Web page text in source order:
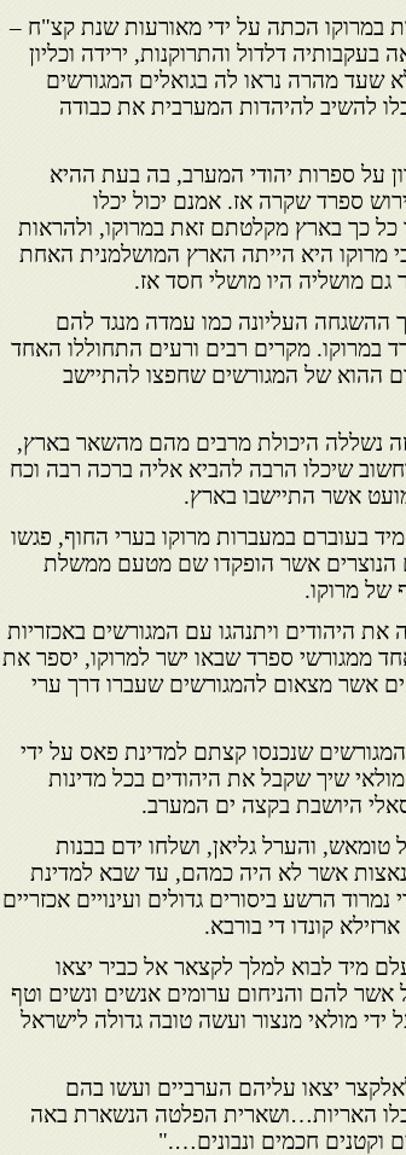
במרוקו הכתה על ידי מאורעות שנת קצ"ח –
שהביאה בעקבותיה דלדול והתרוקנות, ירידה וכליון
שעד מהרה נראו לה בגואלים המגורשים
להשיב להיהדות המערבית את כבודה
על ספרות יהודי המערב, בה בעת ההיא
ספרד שקרה אז. אמנם יכול יכלו
כל כך בארץ מקלטתם זאת במרוקו, ולהראות
מרוקו היא הייתה הארץ המושלמנית האחת
מושליה היו מושלי חסד אז.
ההשגחה העליונה כמו עמדה מנגד להם
במרוקו. מקרים רבים ורעים התחוללו האחד
ההוא של המגורשים שחפצו להתיישב
נשללה היכולת מרבים מהם מהשאר בארץ,
שיכלו הרבה להביא אליה ברכה רבה וכח
אשר התיישבו בארץ.
בעוברם במעברות מרוקו בערי החוף, פגשו
הנוצרים אשר הופקדו שם מטעם ממשלת
של מרוקו.
היהודים ויתנהגו עם המגורשים באכזריות
ממגורשי ספרד שבאו ישר למרוקו, יספר את
אשר מצאום להמגורשים שעברו דרך ערי
שנכנסו קצתם למדינת פאס על ידי
שיך שקבל את היהודים בכל מדינות
היושבת בקצה ים המערב.
והערל גליאן, ושלחו ידם בבנות
ונאצות אשר לא היה כמהם, עד שבא למדינת
הרשע ביסורים גדולים ועינויים אכזריים
קונדו די בורבא.
מיד לבוא למלך לקצאר אל כביר יצאו
אשר להם והניחום ערומים אנשים ונשים וטף
מולאי מנצור ועשה טובה גדולה לישראל
יצאו עליהם הערביים ועשו בהם
האריות…ושארית הפלטה הנשארת באה
וקטנים חכמים ונבונים…."